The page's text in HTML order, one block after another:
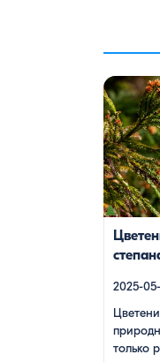
радует
цветут в
воздух
«Сочут»
2025-05-
только